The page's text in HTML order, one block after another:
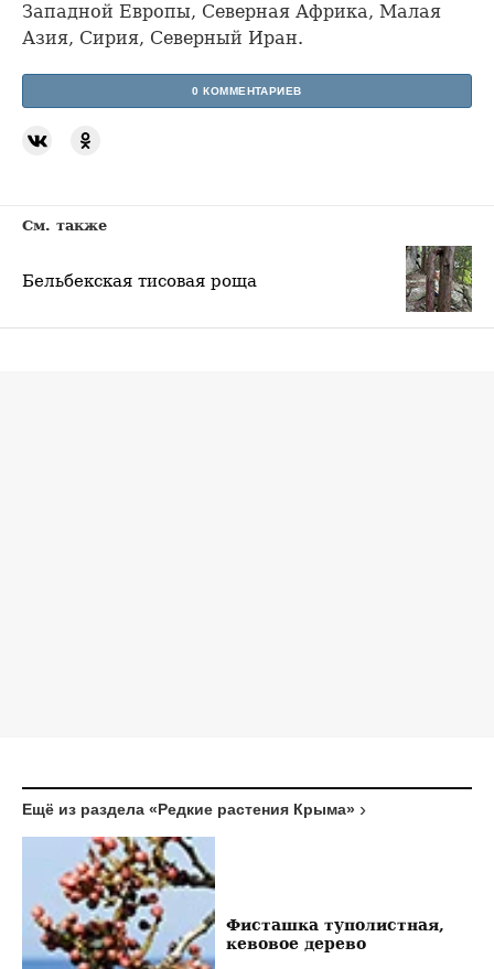
Западной Европы, Северная Африка, Малая
Азия, Сирия, Северный Иран.
0 КОММЕНТАРИЕВ
См. также
Бельбекская тисовая роща
Ещё из раздела «Редкие растения Крыма»
Фисташка туполистная,
кевовое дерево